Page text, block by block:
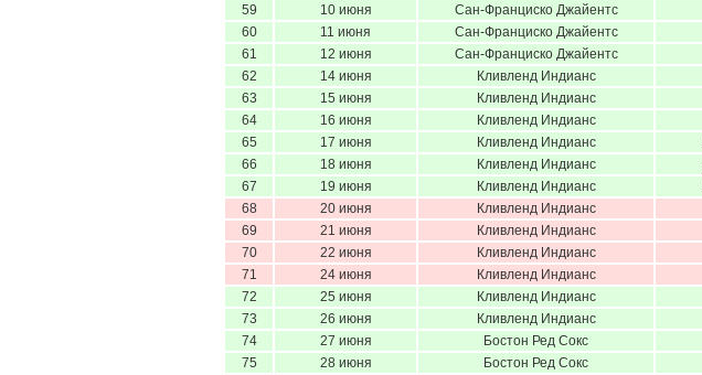
59
10 июня Сан-Франциско Джайентс
60
11 июня Сан-Франциско Джайентс
61
12 июня Сан-Франциско Джайентс
62
14 июня Кливленд Индианс
63
15 июня Кливленд Индианс
64
16 июня Кливленд Индианс
65
17 июня Кливленд Индианс
66
18 июня Кливленд Индианс
67
19 июня Кливленд Индианс
68
20 июня Кливленд Индианс
69
21 июня Кливленд Индианс
70
22 июня Кливленд Индианс
71
24 июня Кливленд Индианс
72
25 июня Кливленд Индианс
73
26 июня Кливленд Индианс
74
27 июня Бостон Ред Сокс
75
28 июня Бостон Ред Сокс